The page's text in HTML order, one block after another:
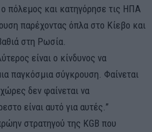
πόλεμος και κατηγόρησε τις ΗΠΑ
παρέχοντας όπλα στο Κίεβο και
στη Ρωσία.
είναι ο κίνδυνος να
παγκόσμια σύγκρουση. Φαίνεται
δεν φαίνεται να
είναι αυτό για αυτές.”
στρατηγού της KGB που